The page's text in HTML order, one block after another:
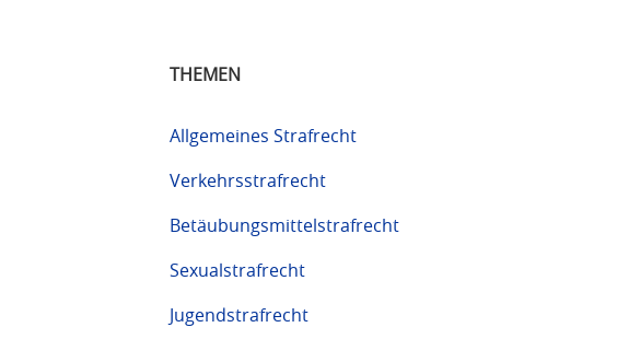
THEMEN
Allgemeines Strafrecht
Verkehrsstrafrecht
Betäubungsmittelstrafrecht
Sexualstrafrecht
Jugendstrafrecht